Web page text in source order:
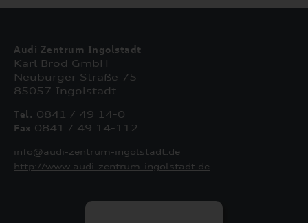
Audi Zentrum Ingolstadt
Karl Brod GmbH
Neuburger Straße 75
85057 Ingolstadt
Tel. 0841 / 49 14-0
Fax 0841 / 49 14-112
info@audi-zentrum-ingolstadt.de
http://www.audi-zentrum-ingolstadt.de